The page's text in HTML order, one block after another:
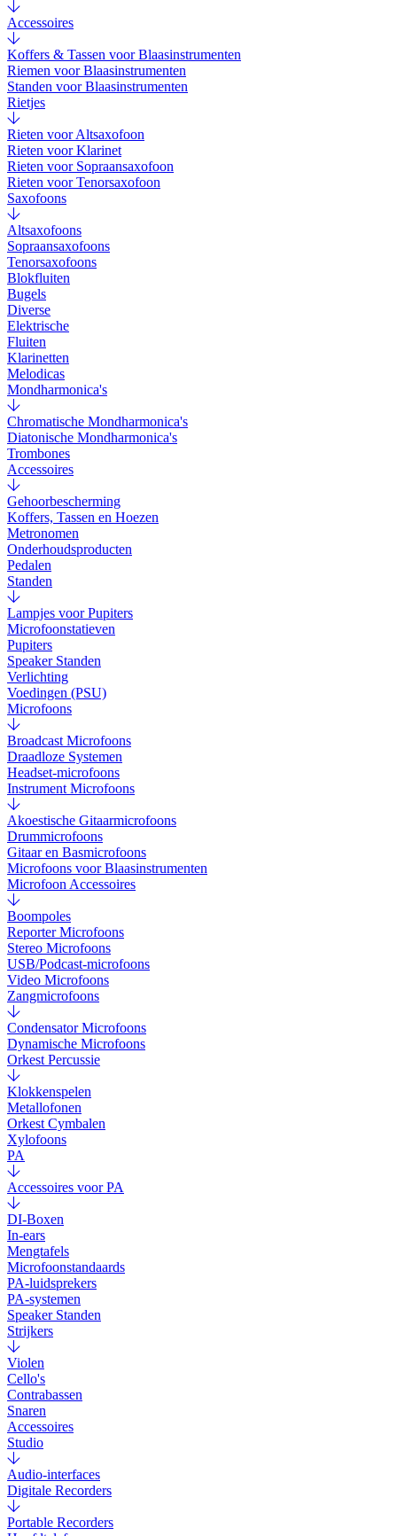
Accessoires
Koffers & Tassen voor Blaasinstrumenten
Riemen voor Blaasinstrumenten
Standen voor Blaasinstrumenten
Rietjes
Rieten voor Altsaxofoon
Rieten voor Klarinet
Rieten voor Sopraansaxofoon
Rieten voor Tenorsaxofoon
Saxofoons
Altsaxofoons
Sopraansaxofoons
Tenorsaxofoons
Blokfluiten
Bugels
Diverse
Elektrische
Fluiten
Klarinetten
Melodicas
Mondharmonica's
Chromatische Mondharmonica's
Diatonische Mondharmonica's
Trombones
Accessoires
Gehoorbescherming
Koffers, Tassen en Hoezen
Metronomen
Onderhoudsproducten
Pedalen
Standen
Lampjes voor Pupiters
Microfoonstatieven
Pupiters
Speaker Standen
Verlichting
Voedingen (PSU)
Microfoons
Broadcast Microfoons
Draadloze Systemen
Headset-microfoons
Instrument Microfoons
Akoestische Gitaarmicrofoons
Drummicrofoons
Gitaar en Basmicrofoons
Microfoons voor Blaasinstrumenten
Microfoon Accessoires
Boompoles
Reporter Microfoons
Stereo Microfoons
USB/Podcast-microfoons
Video Microfoons
Zangmicrofoons
Condensator Microfoons
Dynamische Microfoons
Orkest Percussie
Klokkenspelen
Metallofonen
Orkest Cymbalen
Xylofoons
PA
Accessoires voor PA
DI-Boxen
In-ears
Mengtafels
Microfoonstandaards
PA-luidsprekers
PA-systemen
Speaker Standen
Strijkers
Violen
Cello's
Contrabassen
Snaren
Accessoires
Studio
Audio-interfaces
Digitale Recorders
Portable Recorders